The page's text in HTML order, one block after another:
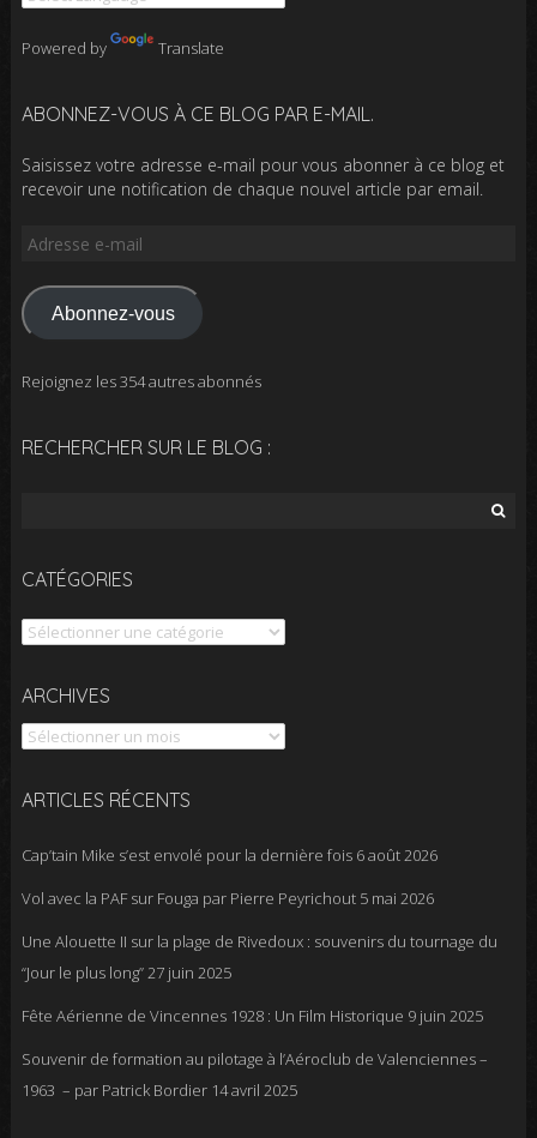
Powered by Translate
ABONNEZ-VOUS À CE BLOG PAR E-MAIL.
Saisissez votre adresse e-mail pour vous abonner à ce blog et
recevoir une notification de chaque nouvel article par email.
Adresse
mail
Abonnez-vous
Rejoignez les 354 autres abonnés
RECHERCHER SUR LE BLOG :
CATÉGORIES
Catégories
ARCHIVES
Archives
ARTICLES RÉCENTS
Cap’tain Mike s’est envolé pour la dernière fois 6 août 2026
Vol avec la PAF sur Fouga par Pierre Peyrichout 5 mai 2026
Une Alouette II sur la plage de Rivedoux : souvenirs du tournage du
“Jour le plus long”27 juin 2025
Fête Aérienne de Vincennes 1928 : Un Film Historique 9 juin 2025
Souvenir de formation au pilotage à l’Aéroclub de Valenciennes –
1963 – par Patrick Bordier 14 avril 2025